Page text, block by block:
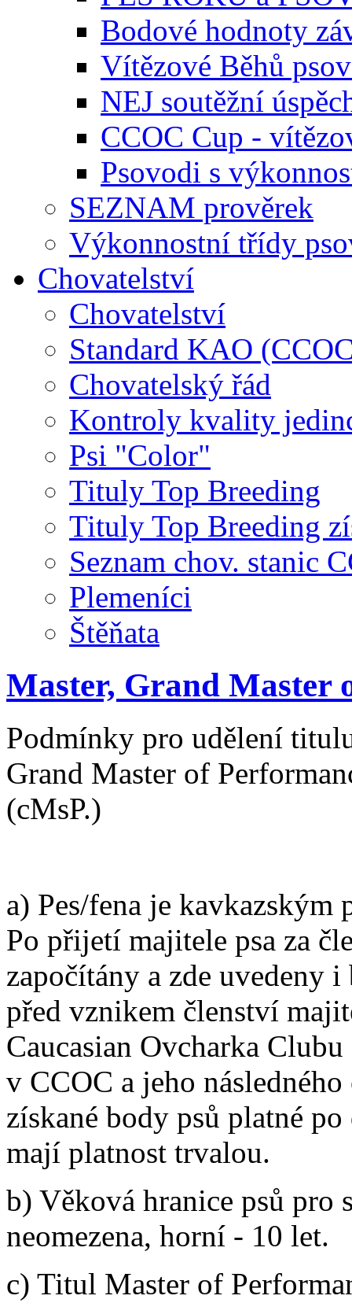
Bodové hodnoty
Vítězové Běhů
NEJ soutěžní
CCOC Cup -
Psovodi s
SEZNAM prověrek
Výkonnostní třídy
Chovatelství
Chovatelství
Standard KAO
Chovatelský řád
Kontroly kvality
Psi "Color"
Tituly Top Breeding
Tituly Top Breeding
Seznam chov. stanic
Plemeníci
Štěňata
Master, Grand Master
Podmínky pro udělení
Grand Master of
(cMsP.)
a) Pes/fena je kavkazským
Po přijetí majitele psa za
započítány a zde uvedeny
před vznikem členství
Caucasian Ovcharka
v CCOC a jeho
získané body psů platné
mají platnost trvalou.
b) Věková hranice psů pro
neomezena, horní - 10 let.
c) Titul Master of